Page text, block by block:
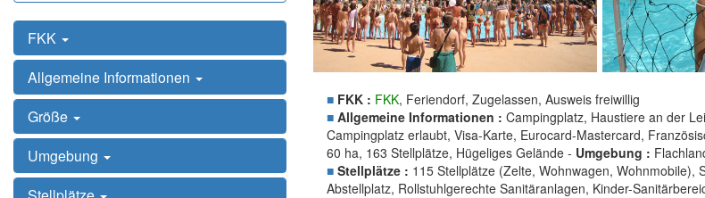
FKK
Allgemeine Informationen
Größe
Umgebung
■ FKK : FKK, Feriendorf, Zugelassen, Ausweis freiwillig
■ Allgemeine Informationen : Campingplatz, Haustiere an der
Campingplatz erlaubt, Visa-Karte, Eurocard-Mastercard,
60 ha, 163 Stellplätze, Hügeliges Gelände - Umgebung :
■ Stellplätze : 115 Stellplätze (Zelte, Wohnwagen, Wohnmobile),
Abstellplatz, Rollstuhlgerechte Sanitäranlagen, Kinder-